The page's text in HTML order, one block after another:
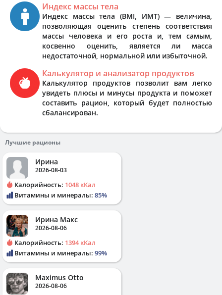
Индекс массы тела
Индекс массы тела (BMI, ИМТ) — величина,
позволяющая оценить степень соответствия
массы человека и его роста и, тем самым,
косвенно оценить, является ли масса
недостаточной, нормальной или избыточной.
Калькулятор и анализатор продуктов
Калькулятор продуктов позволит вам легко
увидеть плюсы и минусы продукта и поможет
составить рацион, который будет полностью
сбалансирован.
Лучшие рационы
Ирина
2026-08-03
Калорийность: 1048 кКал
Витамины и минералы: 85%
Ирина Макс
2026-08-06
Калорийность: 1394 кКал
Витамины и минералы: 99%
Maximus Otto
2026-08-06